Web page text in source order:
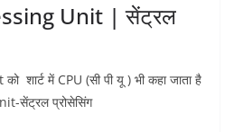
Unit | सेंट्रल
में CPU (सी पी यू ) भी कहा जाता है
सेंट्रल प्रोसेसिंग